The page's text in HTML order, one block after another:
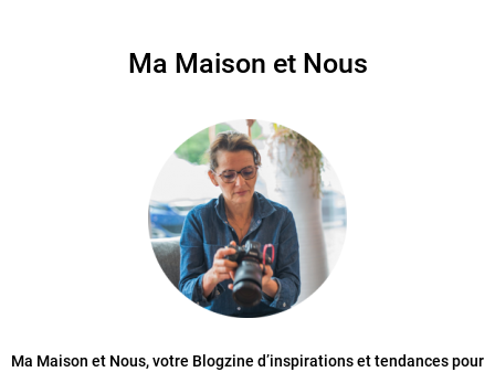
Ma Maison et Nous
Ma Maison et Nous, votre Blogzine d’inspirations et tendances pour